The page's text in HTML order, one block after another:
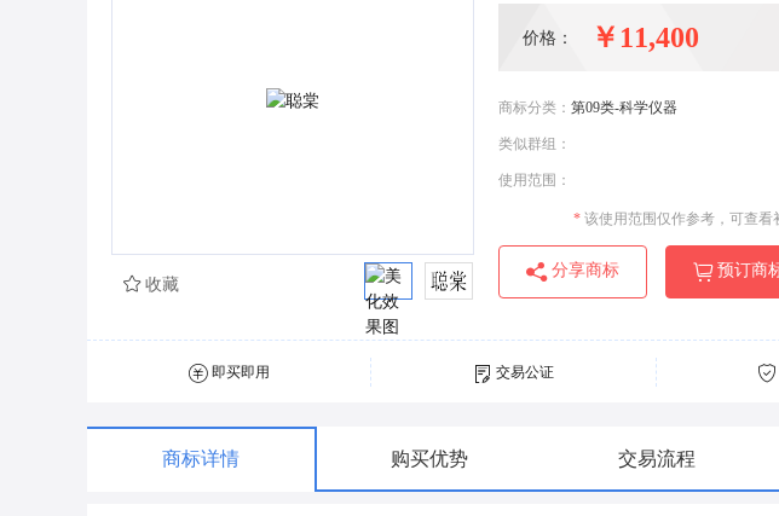
价格： ￥11,400
商标分类： 第09类-科学仪器
类似群组：
使用范围：
* 该使用范围仅作参考，可查看
分享商标 预订商
收藏
即买即用 交易公证
商标详情 购买优势 交易流程